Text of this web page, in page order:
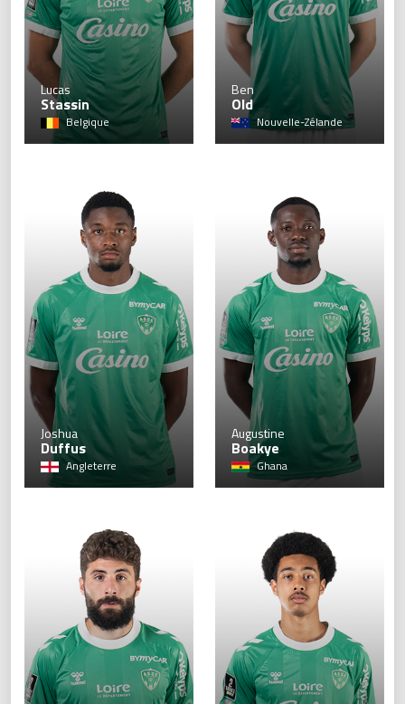
9
Lucas
Stassin
Belgique
Ben
Old
Nouvelle-Zélande
17
Joshua
Duffus
Angleterre
Augustine
Boakye
Ghana